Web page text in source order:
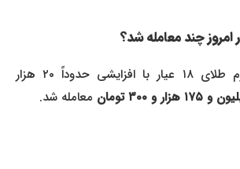
امروز قیمت هر گرم طلای ۱۸ عیار با افزایشی حدوداً ۲۰ هزار
معامله شد.